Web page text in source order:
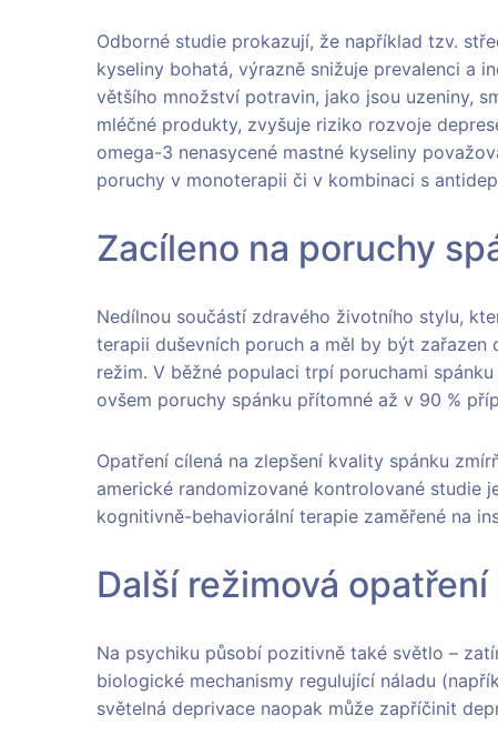
Odborné studie prokazují, že například tzv.
kyseliny bohatá, výrazně snižuje prevalenci a
většího množství potravin, jako jsou uzeniny,
mléčné produkty, zvyšuje riziko rozvoje
omega-3 nenasycené mastné kyseliny
poruchy v monoterapii či v kombinaci s
Zacíleno na poruchy
Nedílnou součástí zdravého životního stylu,
terapii duševních poruch a měl by být
režim. V běžné populaci trpí poruchami
ovšem poruchy spánku přítomné až v 90 %
Opatření cílená na zlepšení kvality spánku
americké randomizované kontrolované studie
kognitivně-behaviorální terapie zaměřené na
Další režimová
Na psychiku působí pozitivně také světlo –
biologické mechanismy regulující náladu
světelná deprivace naopak může zapříčinit